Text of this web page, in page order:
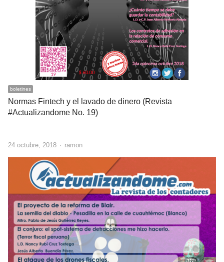
boletines
Normas Fintech y el lavado de dinero (Revista
#Actualizandome No. 19)
…
24 octubre, 2018 Author
ramon